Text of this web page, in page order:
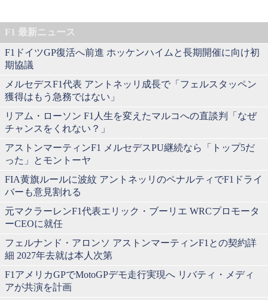
F1 最新ニュース
F1ドイツGP復活へ前進 ホッケンハイムと長期開催に向け初
期協議
メルセデスF1代表 アントネッリ成長で「フェルスタッペン
獲得はもう急務ではない」
リアム・ローソン F1人生を変えたマルコへの直談判「なぜ
チャンスをくれない？」
アストンマーティンF1 メルセデスPU継続なら「トップ5だ
った」とモントーヤ
FIA黄旗ルールに波紋 アントネッリのペナルティでF1ドライ
バーも意見割れる
元マクラーレンF1代表エリック・ブーリエ WRCプロモータ
ーCEOに就任
フェルナンド・アロンソ アストンマーティンF1との契約詳
細 2027年去就は本人次第
F1アメリカGPでMotoGPデモ走行実現へ リバティ・メディ
アが共演を計画